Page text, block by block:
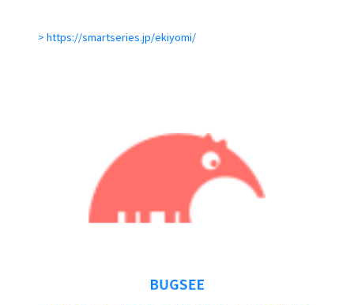
https://smartseries.jp/ekiyomi/
BUGSEE